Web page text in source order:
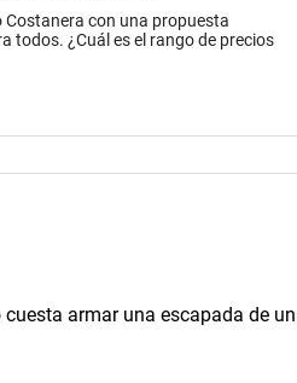
Costanera con una propuesta
todos. ¿Cuál es el rango de precios